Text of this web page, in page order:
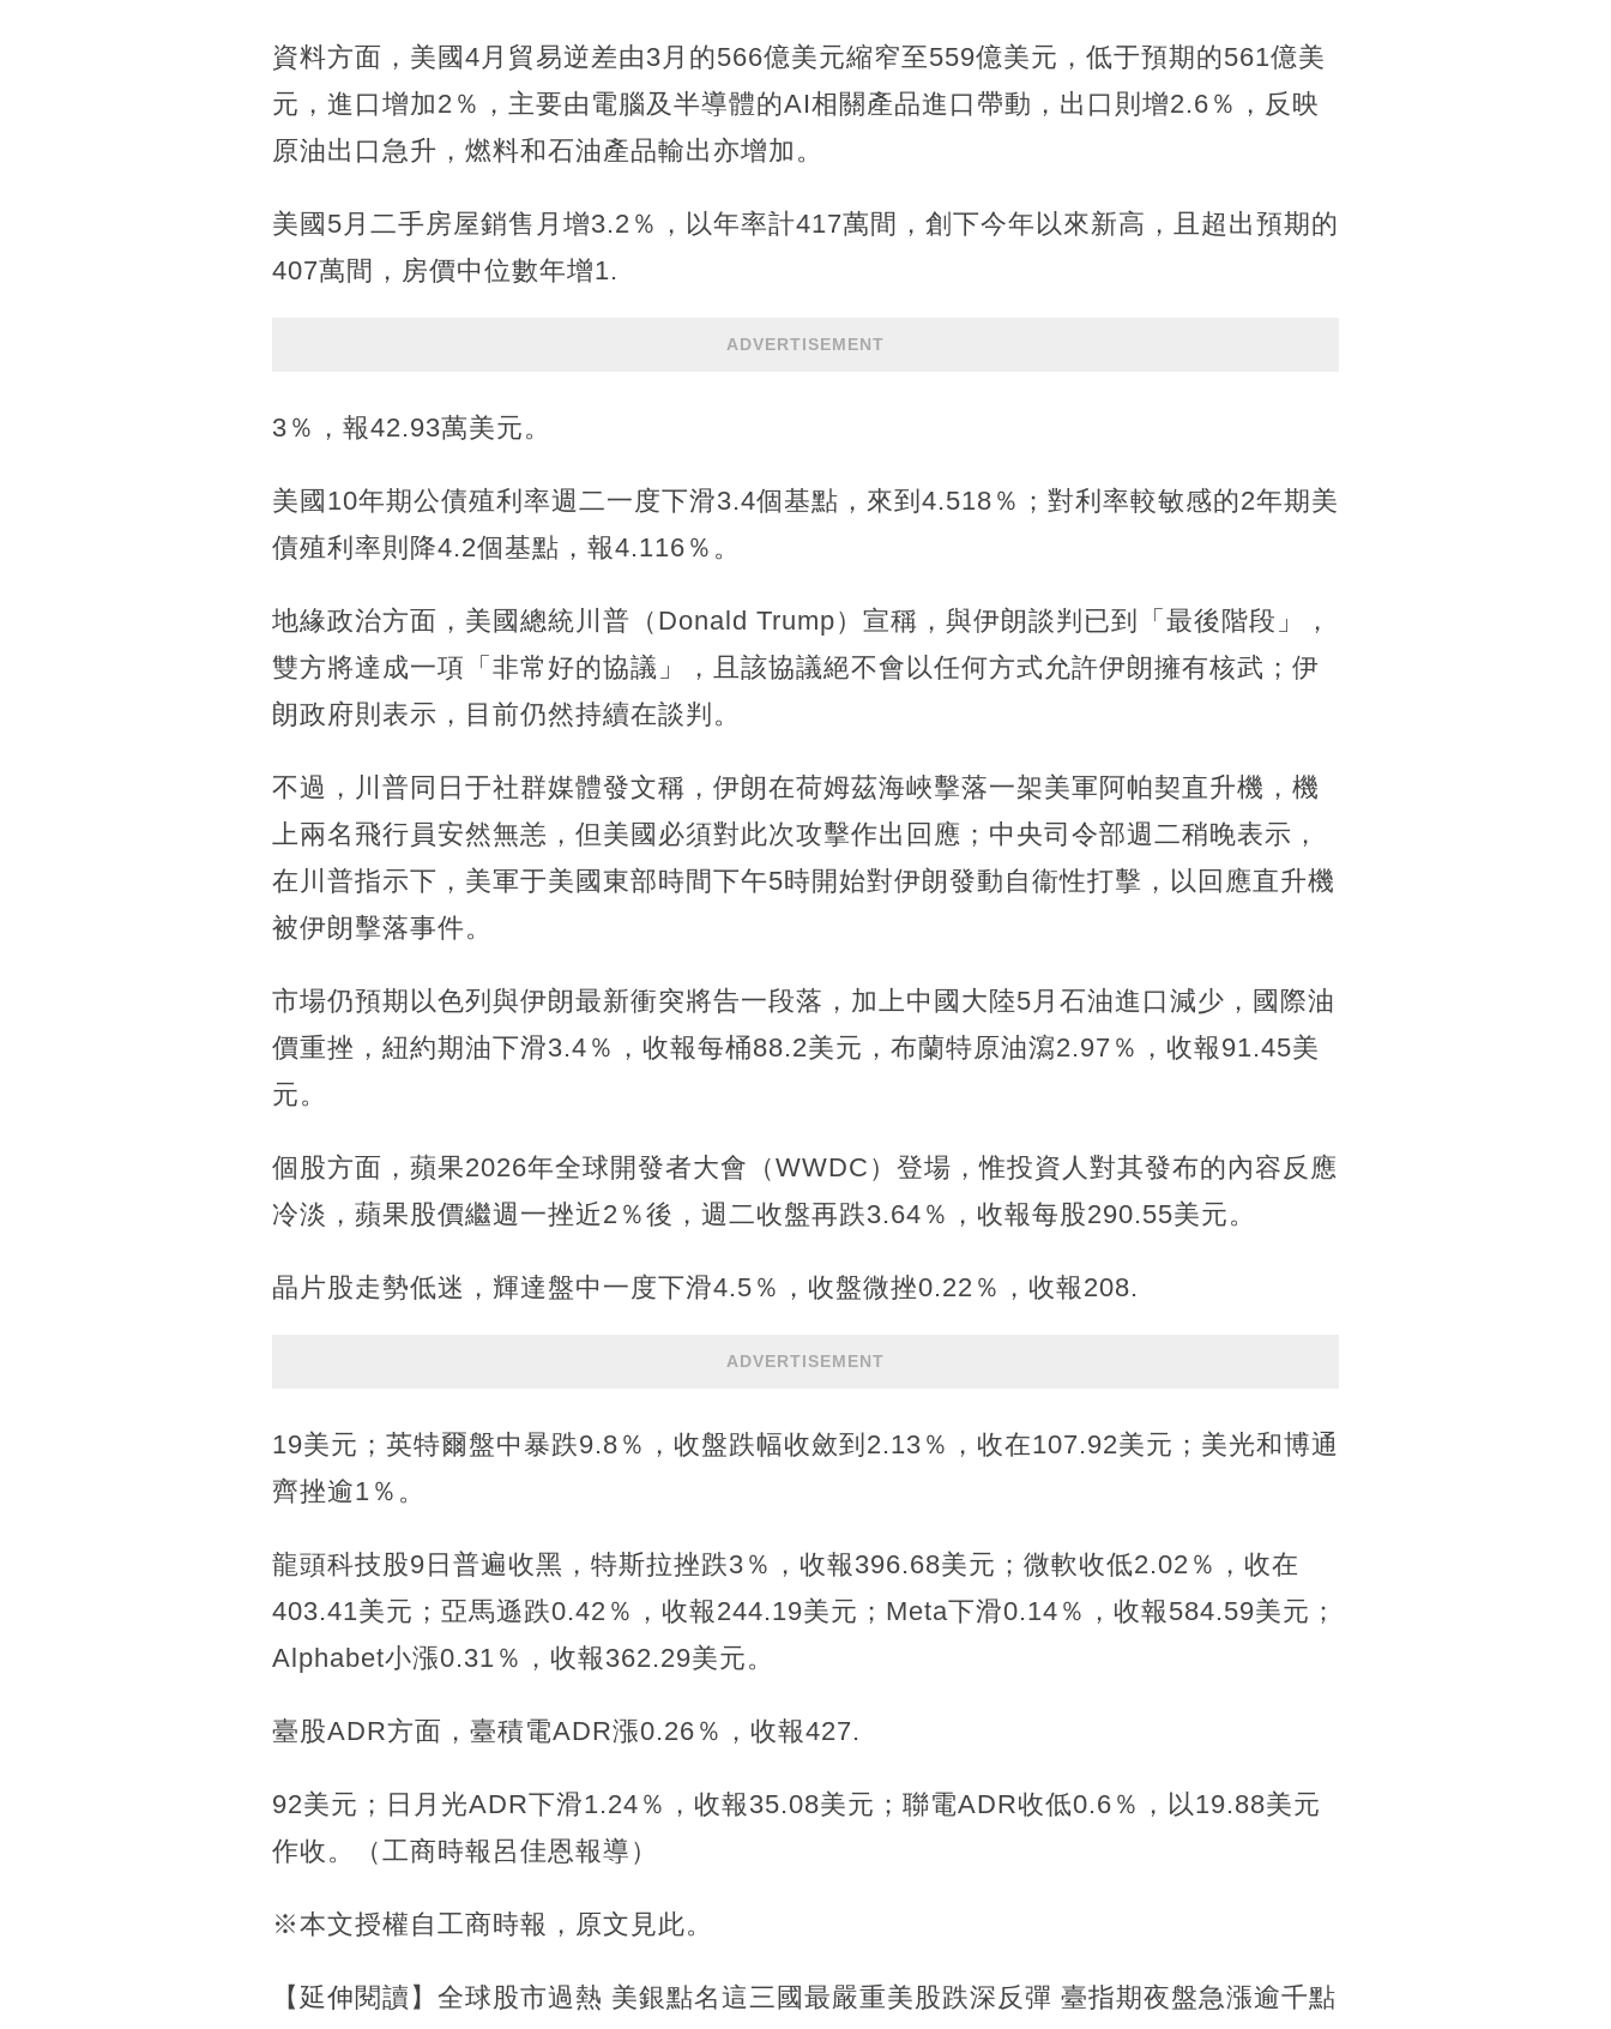
資料方面，美國4月貿易逆差由3月的566億美元縮窄至559億美元，低于預期的561億美
元，進口增加2％，主要由電腦及半導體的AI相關產品進口帶動，出口則增2.6％，反映
原油出口急升，燃料和石油產品輸出亦增加。
美國5月二手房屋銷售月增3.2％，以年率計417萬間，創下今年以來新高，且超出預期的
407萬間，房價中位數年增1.
ADVERTISEMENT
3％，報42.93萬美元。
美國10年期公債殖利率週二一度下滑3.4個基點，來到4.518％；對利率較敏感的2年期美
債殖利率則降4.2個基點，報4.116％。
地緣政治方面，美國總統川普（Donald Trump）宣稱，與伊朗談判已到「最後階段」，
雙方將達成一項「非常好的協議」，且該協議絕不會以任何方式允許伊朗擁有核武；伊
朗政府則表示，目前仍然持續在談判。
不過，川普同日于社群媒體發文稱，伊朗在荷姆茲海峽擊落一架美軍阿帕契直升機，機
上兩名飛行員安然無恙，但美國必須對此次攻擊作出回應；中央司令部週二稍晚表示，
在川普指示下，美軍于美國東部時間下午5時開始對伊朗發動自衞性打擊，以回應直升機
被伊朗擊落事件。
市場仍預期以色列與伊朗最新衝突將告一段落，加上中國大陸5月石油進口減少，國際油
價重挫，紐約期油下滑3.4％，收報每桶88.2美元，布蘭特原油瀉2.97％，收報91.45美
元。
個股方面，蘋果2026年全球開發者大會（WWDC）登場，惟投資人對其發布的內容反應
冷淡，蘋果股價繼週一挫近2％後，週二收盤再跌3.64％，收報每股290.55美元。
晶片股走勢低迷，輝達盤中一度下滑4.5％，收盤微挫0.22％，收報208.
ADVERTISEMENT
19美元；英特爾盤中暴跌9.8％，收盤跌幅收斂到2.13％，收在107.92美元；美光和博通
齊挫逾1％。
龍頭科技股9日普遍收黑，特斯拉挫跌3％，收報396.68美元；微軟收低2.02％，收在
403.41美元；亞馬遜跌0.42％，收報244.19美元；Meta下滑0.14％，收報584.59美元；
Alphabet小漲0.31％，收報362.29美元。
臺股ADR方面，臺積電ADR漲0.26％，收報427.
92美元；日月光ADR下滑1.24％，收報35.08美元；聯電ADR收低0.6％，以19.88美元
作收。（工商時報呂佳恩報導）
※本文授權自工商時報，原文見此。
【延伸閱讀】全球股市過熱 美銀點名這三國最嚴重美股跌深反彈 臺指期夜盤急漲逾千點